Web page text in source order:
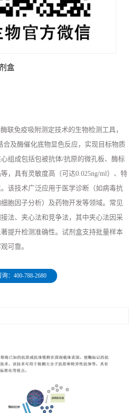
盒
联免疫吸附测定技术的生物检测工具，
合及酶催化底物显色反应，实现目标物质
组成包括包被抗体/抗原的微孔板、酶标
，具有灵敏度高（可达0.025ng/ml）、特
该技术广泛应用于医学诊断（如病毒抗
胞因子分析）及药物开发等领域。常见
法、夹心法和竞争法，其中夹心法因采
提升检测准确性。试剂盒支持批量样本
可靠。
询：400-788-2680